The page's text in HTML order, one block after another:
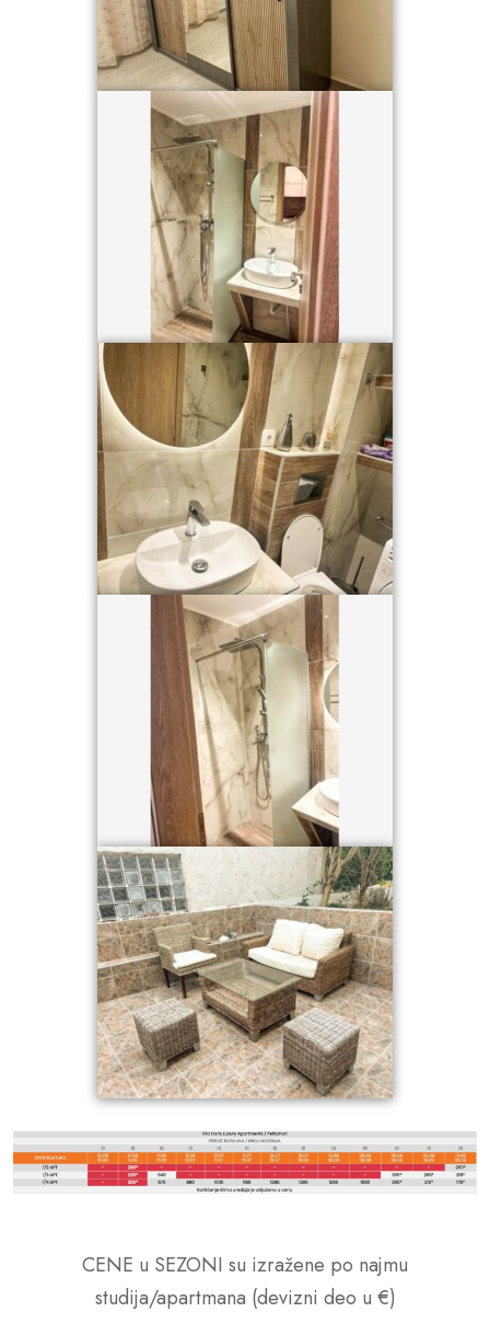
CENE u SEZONI su izražene po najmu
studija/apartmana (devizni deo u €)